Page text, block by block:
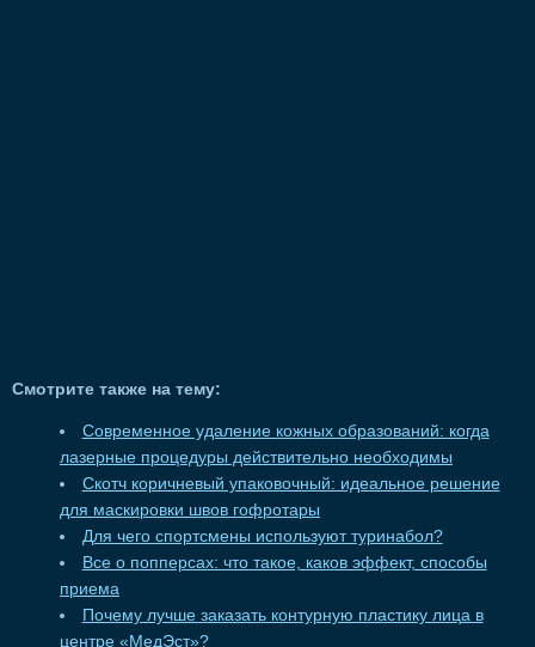
Смотрите также на тему:
Современное удаление кожных образований: когда
лазерные процедуры действительно необходимы
Скотч коричневый упаковочный: идеальное решение
для маскировки швов гофротары
Для чего спортсмены используют туринабол?
Все о попперсах: что такое, каков эффект, способы
приема
Почему лучше заказать контурную пластику лица в
центре «МедЭст»?